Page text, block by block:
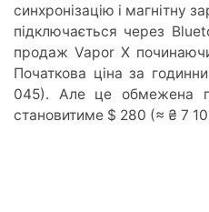
синхронізацію і магнітну
підключається через
продаж Vapor X
Початкова ціна за
045). Але це обмежена
становитиме $ 280 (≈ ₴ 7